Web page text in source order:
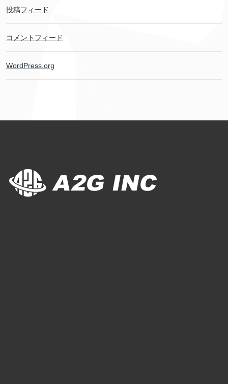
投稿フィード
コメントフィード
WordPress.org